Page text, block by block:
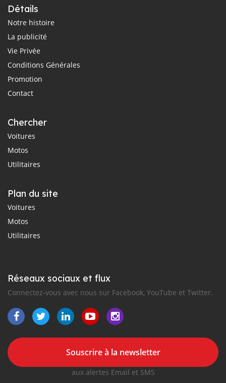
Détails
Notre histoire
La publicité
Vie Privée
Conditions Générales
Promotion
Contact
Chercher
Voitures
Motos
Utilitaires
Plan du site
Voitures
Motos
Utilitaires
Réseaux sociaux et flux
Connectez-vous avec nous sur Facebook, YouTube et Twitter.
Souscrire à la newsletter
aux alertes Email et SMS